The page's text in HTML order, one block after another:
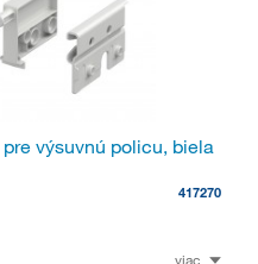
výsuvnú policu, biela
417270
viac